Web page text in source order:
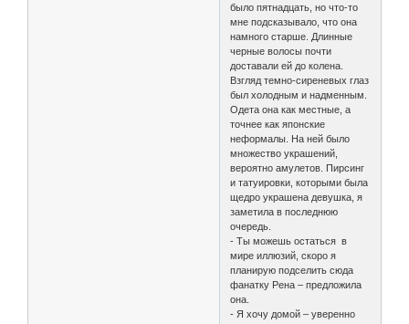
было пятнадцать, но что-то
мне подсказывало, что она
намного старше. Длинные
черные волосы почти
доставали ей до колена.
Взгляд темно-сиреневых глаз
был холодным и надменным.
Одета она как местные, а
точнее как японские
неформалы. На ней было
множество украшений,
вероятно амулетов. Пирсинг
и татуировки, которыми была
щедро украшена девушка, я
заметила в последнюю
очередь.
- Ты можешь остаться в
мире иллюзий, скоро я
планирую подселить сюда
фанатку Рена – предложила
она.
- Я хочу домой – уверенно